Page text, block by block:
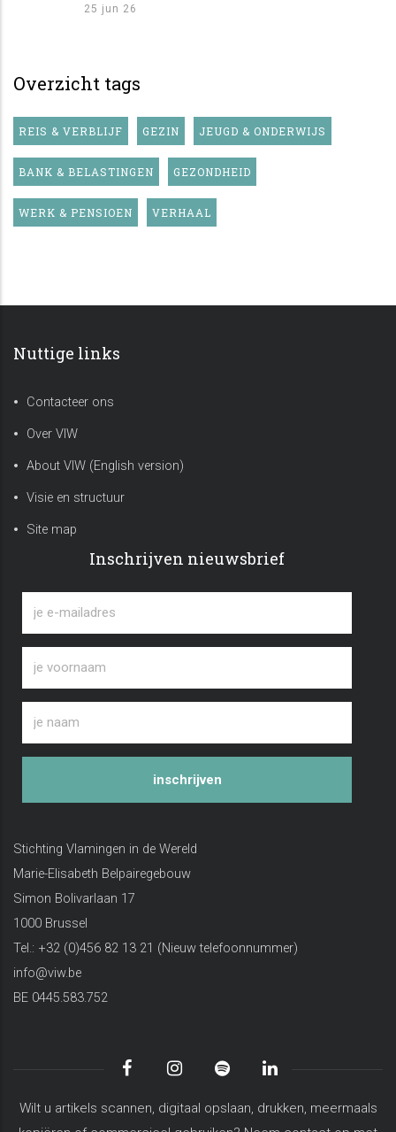
25 jun 26
Overzicht tags
REIS & VERBLIJF GEZIN JEUGD & ONDERWIJS
BANK & BELASTINGEN GEZONDHEID
WERK & PENSIOEN VERHAAL
Nuttige links
Contacteer ons
Over VIW
About VIW (English version)
Visie en structuur
Site map
Inschrijven nieuwsbrief
inschrijven
Stichting Vlamingen in de Wereld
Marie-Elisabeth Belpairegebouw
Simon Bolivarlaan 17
1000 Brussel
Tel.: +32 (0)456 82 13 21 (Nieuw telefoonnummer)
info@viw.be
BE 0445.583.752
Wilt u artikels scannen, digitaal opslaan, drukken, meermaals